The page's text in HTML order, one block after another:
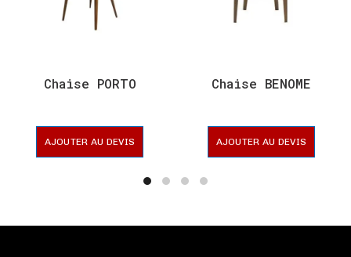
Chaise PORTO
AJOUTER AU DEVIS
Chaise BENOME
AJOUTER AU DEVIS